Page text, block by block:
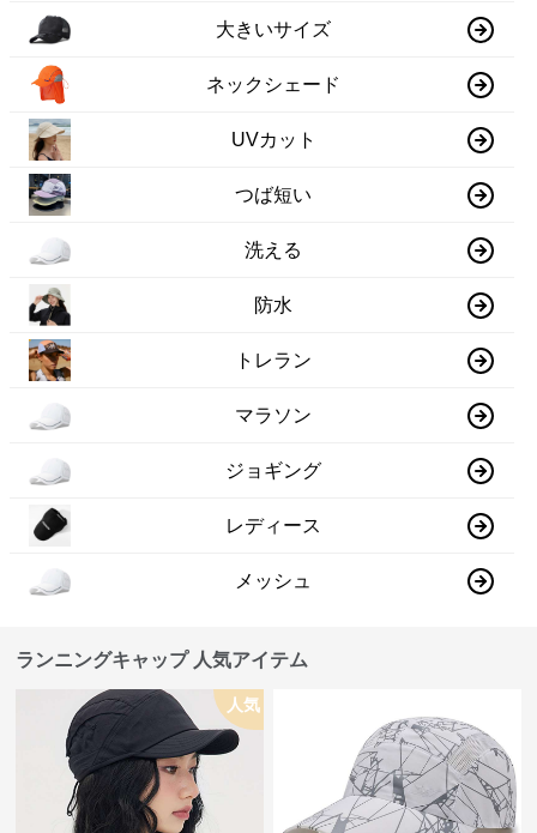
大きいサイズ
ネックシェード
UVカット
つば短い
洗える
防水
トレラン
マラソン
ジョギング
レディース
メッシュ
ランニングキャップ 人気アイテム
人気